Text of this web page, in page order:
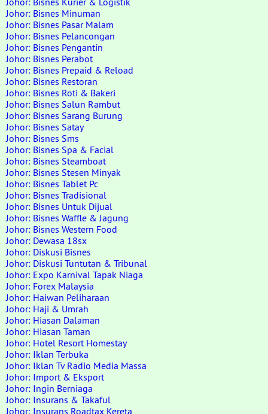
Johor: Bisnes Minuman
Johor: Bisnes Pasar Malam
Johor: Bisnes Pelancongan
Johor: Bisnes Pengantin
Johor: Bisnes Perabot
Johor: Bisnes Prepaid & Reload
Johor: Bisnes Restoran
Johor: Bisnes Roti & Bakeri
Johor: Bisnes Salun Rambut
Johor: Bisnes Sarang Burung
Johor: Bisnes Satay
Johor: Bisnes Sms
Johor: Bisnes Spa & Facial
Johor: Bisnes Steamboat
Johor: Bisnes Stesen Minyak
Johor: Bisnes Tablet Pc
Johor: Bisnes Tradisional
Johor: Bisnes Untuk Dijual
Johor: Bisnes Waffle & Jagung
Johor: Bisnes Western Food
Johor: Dewasa 18sx
Johor: Diskusi Bisnes
Johor: Diskusi Tuntutan & Tribunal
Johor: Expo Karnival Tapak Niaga
Johor: Forex Malaysia
Johor: Haiwan Peliharaan
Johor: Haji & Umrah
Johor: Hiasan Dalaman
Johor: Hiasan Taman
Johor: Hotel Resort Homestay
Johor: Iklan Terbuka
Johor: Iklan Tv Radio Media Massa
Johor: Import & Eksport
Johor: Ingin Berniaga
Johor: Insurans & Takaful
Johor: Insurans Roadtax Kereta